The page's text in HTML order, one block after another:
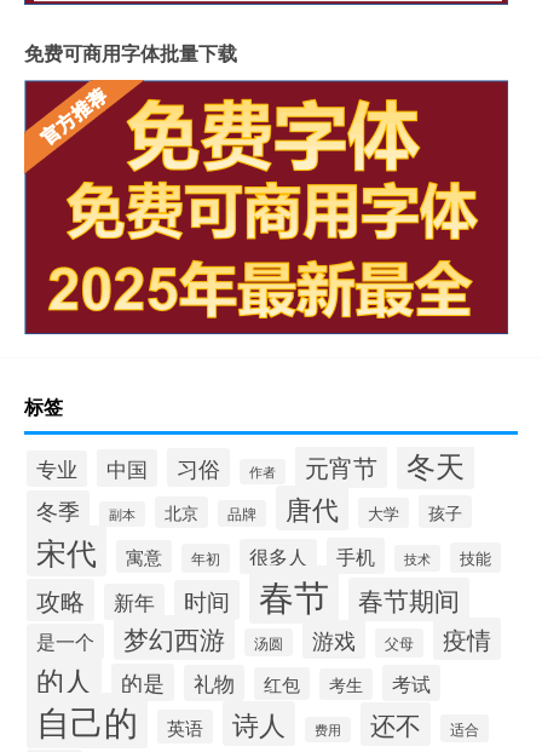
免费可商用字体批量下载
标签
专业 中国 习俗 作者 元宵节 冬天
冬季 副本 北京 品牌 唐代 大学 孩子
宋代 寓意 年初 很多人 手机 技术 技能
攻略 新年 时间 春节 春节期间
是一个 梦幻西游 汤圆 游戏 父母 疫情
的人 的是 礼物 红包 考生 考试
自己的 英语 诗人 费用 还不 适合